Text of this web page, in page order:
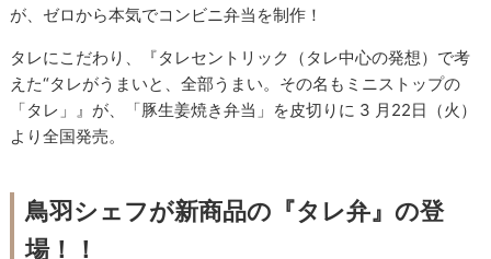
が、ゼロから本気でコンビニ弁当を制作！
タレにこだわり、『タレセントリック（タレ中心の発想）で考
えた“タレがうまいと、全部うまい。その名もミニストップの
「タレ」』が、「豚生姜焼き弁当」を皮切りに 3 月22日（火）
より全国発売。
鳥羽シェフが新商品の『タレ弁』の登
場！！